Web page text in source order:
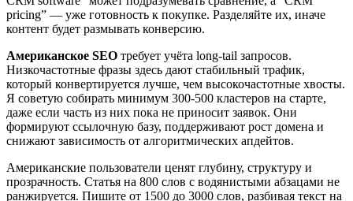
pricing” — уже готовность к покупке. Разделяйте их, иначе
контент будет размывать конверсию.
Американское SEO требует учёта long-tail запросов.
Низкочастотные фразы здесь дают стабильный трафик,
который конвертируется лучше, чем высокочастотные хвосты.
Я советую собирать минимум 300-500 кластеров на старте,
даже если часть из них пока не приносит заявок. Они
формируют ссылочную базу, поддерживают рост домена и
снижают зависимость от алгоритмических апдейтов.
Американские пользователи ценят глубину, структуру и
прозрачность. Статья на 800 слов с водянистыми абзацами не
ранжируется. Пишите от 1500 до 3000 слов, разбивая текст на